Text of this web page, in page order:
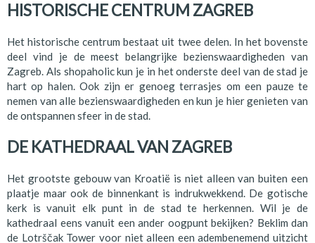
HISTORISCHE CENTRUM ZAGREB
Het historische centrum bestaat uit twee delen. In het bovenste
deel vind je de meest belangrijke bezienswaardigheden van
Zagreb. Als shopaholic kun je in het onderste deel van de stad je
hart op halen. Ook zijn er genoeg terrasjes om een pauze te
nemen van alle bezienswaardigheden en kun je hier genieten van
de ontspannen sfeer in de stad.
DE KATHEDRAAL VAN ZAGREB
Het grootste gebouw van Kroatië is niet alleen van buiten een
plaatje maar ook de binnenkant is indrukwekkend. De gotische
kerk is vanuit elk punt in de stad te herkennen. Wil je de
kathedraal eens vanuit een ander oogpunt bekijken? Beklim dan
de Lotrščak Tower voor niet alleen een adembenemend uitzicht